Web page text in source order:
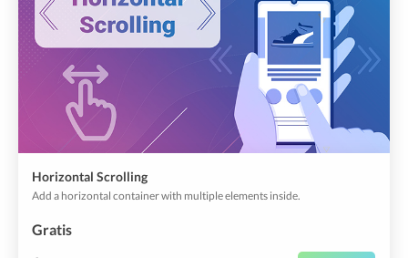
Horizontal Scrolling
Add a horizontal container with multiple elements inside.
Gratis